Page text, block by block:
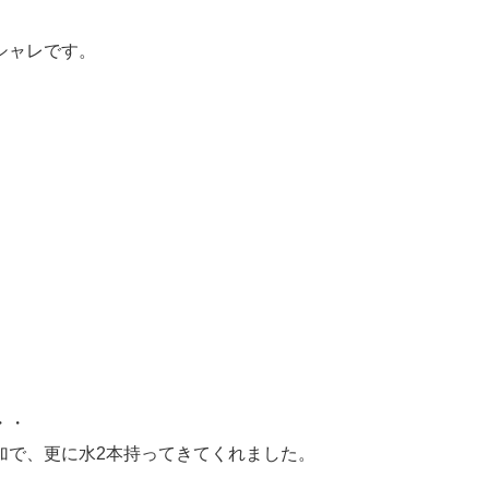
レです。
、更に水2本持ってきてくれました。